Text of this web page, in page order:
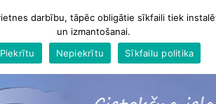
darbību, tāpēc obligātie sīkfaili tiek
un izmantošanai.
Piekrītu
Nepiekrītu Sīkfailu politika